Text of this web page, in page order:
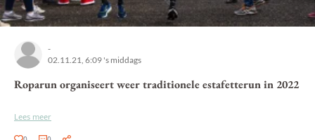
-
02.11.21, 6:09 's middags
Roparun organiseert weer traditionele estafetterun in 2022
Lees meer